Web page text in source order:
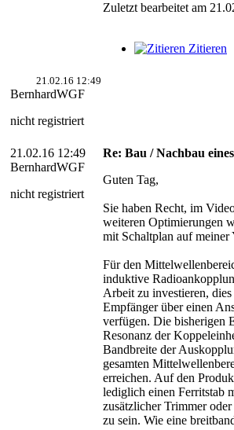
Zuletzt bearbeitet am
Zitieren
21.02.16 12:49
BernhardWGF
nicht registriert
21.02.16 12:49
BernhardWGF
nicht registriert
Re: Bau / Nachbau
Guten Tag,
Sie haben Recht, im
weiteren Optimierungen
mit Schaltplan auf
Für den
induktive
Arbeit zu investieren,
Empfänger über einen
verfügen. Die bisherigen
Resonanz der
Bandbreite der
gesamten
erreichen. Auf den
lediglich einen Ferritstab
zusätzlicher Trimmer
zu sein. Wie eine